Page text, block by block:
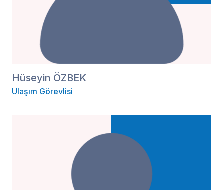
Hüseyin ÖZBEK
Ulaşım Görevlisi